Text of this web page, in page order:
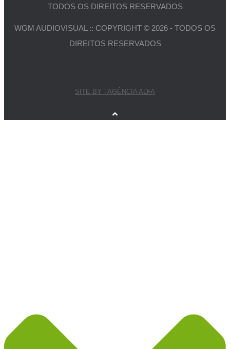
TODOS OS DIREITOS RESERVADOS
WGM AUDIOVISUAL :: COPYRIGHT © 2026 - TODOS OS
DIREITOS RESERVADOS
SITE BY - AGÊNCIA ALFA